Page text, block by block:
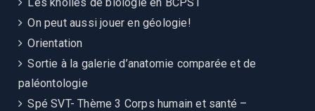
On peut aussi jouer en géologie!
Orientation
Sortie à la galerie d’anatomie comparée et de
paléontologie
Spé SVT- Thème 3 Corps humain et santé –